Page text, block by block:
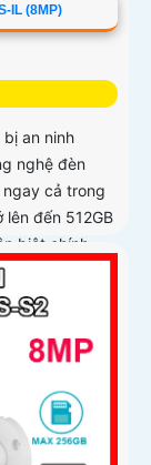
IL (8MP)
an ninh
nghệ đèn
cả trong
đến 512GB
biệt chính
sát với thiết
giá rẻ